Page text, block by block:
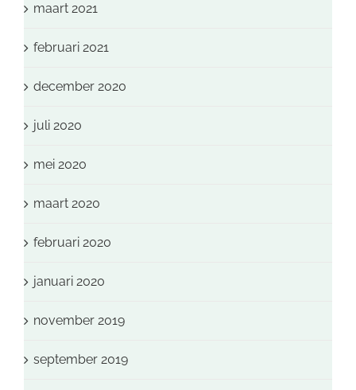
maart 2021
februari 2021
december 2020
juli 2020
mei 2020
maart 2020
februari 2020
januari 2020
november 2019
september 2019